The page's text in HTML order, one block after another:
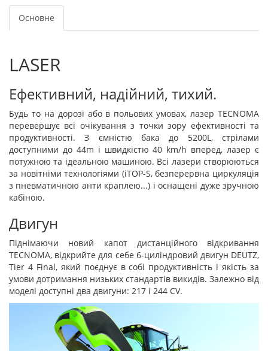
Основне
LASER
Ефективний, надійний, тихий.
Будь то на дорозі або в польових умовах, лазер TECNOMA
перевершує всі очікування з точки зору ефективності та
продуктивності. З ємністю бака до 5200L, стрілами
доступними до 44m і швидкістю 40 km/h вперед, лазер є
потужною та ідеальною машиною. Всі лазери створюються
за новітніми технологіями (iTOP-S, безперервна циркуляція
з пневматичною анти краплею...) і оснащені дуже зручною
кабіною.
Двигун
Піднімаючи новий капот дистанційного відкривання
TECNOMA, відкрийте для себе 6-циліндровий двигун DEUTZ,
Tier 4 Final, який поєднує в собі продуктивність і якість за
умови дотримання низьких стандартів викидів. Залежно від
моделі доступні два двигуни: 217 і 244 CV.